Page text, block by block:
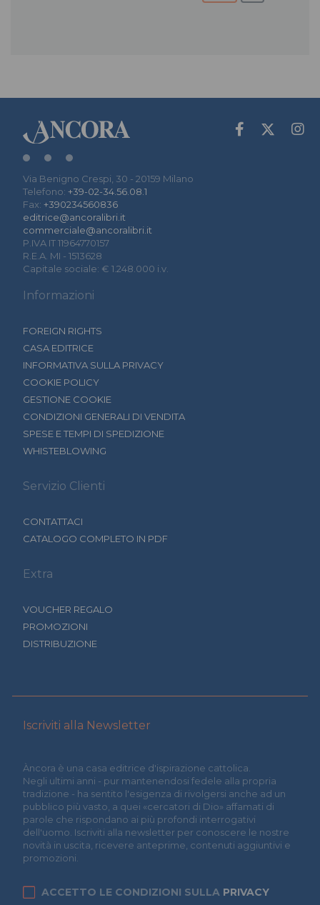
Via Benigno Crespi, 30 - 20159 Milano
Telefono: +39-02-34.56.08.1
Fax: +390234560836
editrice@ancoralibri.it
commerciale@ancoralibri.it
P.IVA IT 11964770157
R.E.A. MI - 1513628
Capitale sociale: € 1.248.000 i.v.
Informazioni
FOREIGN RIGHTS
CASA EDITRICE
INFORMATIVA SULLA PRIVACY
COOKIE POLICY
GESTIONE COOKIE
CONDIZIONI GENERALI DI VENDITA
SPESE E TEMPI DI SPEDIZIONE
WHISTEBLOWING
Servizio Clienti
CONTATTACI
CATALOGO COMPLETO IN PDF
Extra
VOUCHER REGALO
PROMOZIONI
DISTRIBUZIONE
Iscriviti alla Newsletter
Àncora è una casa editrice d'ispirazione cattolica.
Negli ultimi anni - pur mantenendosi fedele alla propria
tradizione - ha sentito l'esigenza di rivolgersi anche ad un
pubblico più vasto, a quei «cercatori di Dio» affamati di
parole che rispondano ai più profondi interrogativi
dell'uomo. Iscriviti alla newsletter per conoscere le nostre
novità in uscita, ricevere anteprime, contenuti aggiuntivi e
promozioni.
ACCETTO LE CONDIZIONI SULLA PRIVACY